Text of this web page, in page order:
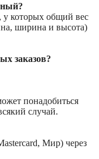
у которых общий вес
ширина и высота)
заказов?
понадобиться
случай.
Мир) через